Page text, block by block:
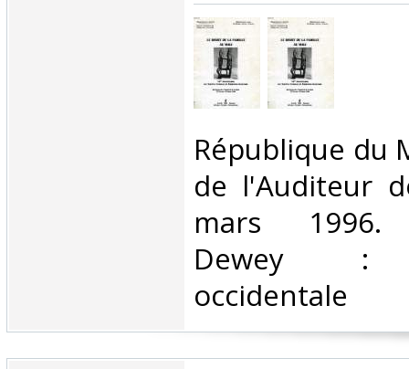
‎République du
de l'Auditeur
mars 1996.
Dewey :
occidentale‎